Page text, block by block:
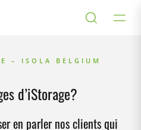
– ISOLA BELGIUM
d’iStorage?
en parler nos clients qui